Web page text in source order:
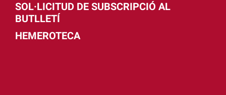
SOL·LICITUD DE SUBSCRIPCIÓ AL
BUTLLETÍ
HEMEROTECA